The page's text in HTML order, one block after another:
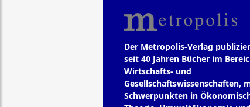
Der Metropolis-Verlag
seit 40 Jahren Bücher im
Wirtschafts- und
Gesellschaftswissenschaften,
Schwerpunkten in